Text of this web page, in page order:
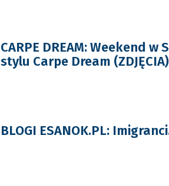
CARPE DREAM: Weekend
stylu Carpe Dream
BLOGI ESANOK.PL: